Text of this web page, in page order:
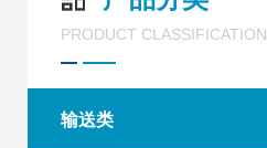
PRODUCT CLASSIFICATION
输送类